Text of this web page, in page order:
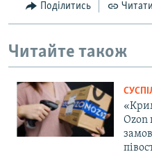
Поділитись
Читайте також